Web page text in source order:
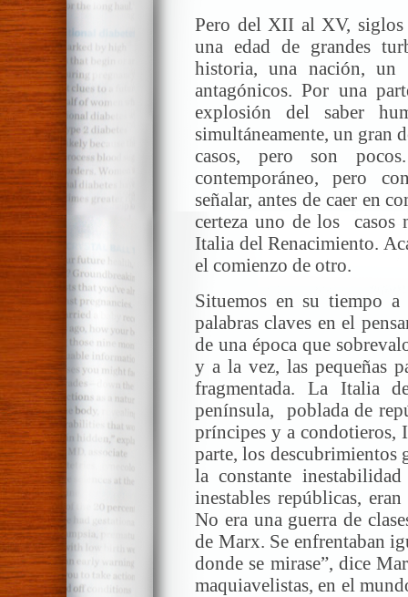
Pero del XII al XV, siglos
una edad de grandes
historia, una nación, un
antagónicos. Por una
explosión del saber
simultáneamente, un gran
casos, pero son
contemporáneo, pero
señalar, antes de caer en
certeza uno de los casos
Italia del Renacimiento.
el comienzo de otro.
Situemos en su tiempo
palabras claves en el
de una época que
y a la vez, las pequeñas
fragmentada. La Italia
península, poblada de
príncipes y a condotieros,
parte, los
la constante
inestables repúblicas,
No era una guerra de
de Marx. Se enfrentaban
donde se mirase”, dice
maquiavelistas, en el